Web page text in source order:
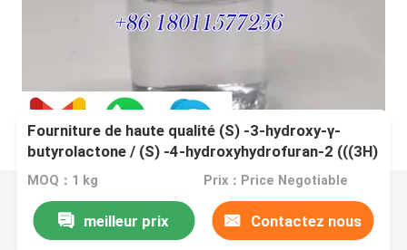
Fourniture de haute qualité (S) -3-hydroxy-γ-
butyrolactone / (S) -4-hydroxyhydrofuran-2 (((3H)
-one Cas 7331-52-4
MOQ：1 kg Prix：Price Negotiable
meilleur prix Contactez nous